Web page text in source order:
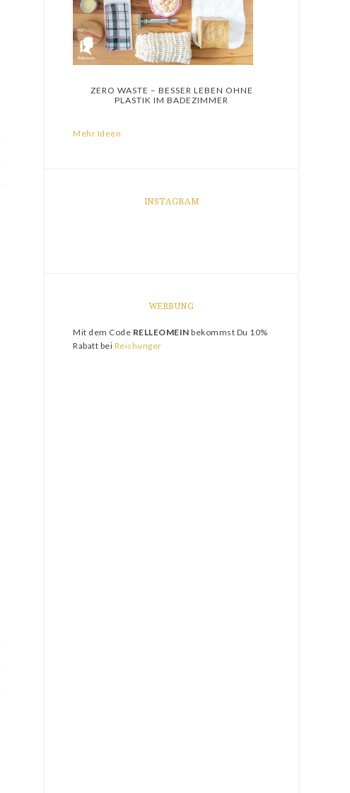
ZERO WASTE – BESSER LEBEN OHNE
PLASTIK IM BADEZIMMER
Mehr Ideen
INSTAGRAM
WERBUNG
Mit dem Code RELLEOMEIN bekommst Du 10%
Rabatt bei Reishunger